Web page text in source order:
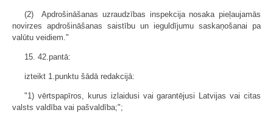
(2) Apdrošināšanas uzraudzības inspekcija nosaka pieļaujamās
novirzes apdrošināšanas saistību un ieguldījumu saskaņošanai pa
valūtu veidiem."
15. 42.pantā:
izteikt 1.punktu šādā redakcijā:
"1) vērtspapīros, kurus izlaidusi vai garantējusi Latvijas vai citas
valsts valdība vai pašvaldība;";